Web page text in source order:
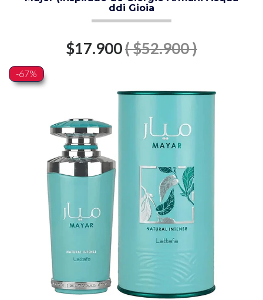
ddi Gioia
$17.900( $52.900 )
-67%